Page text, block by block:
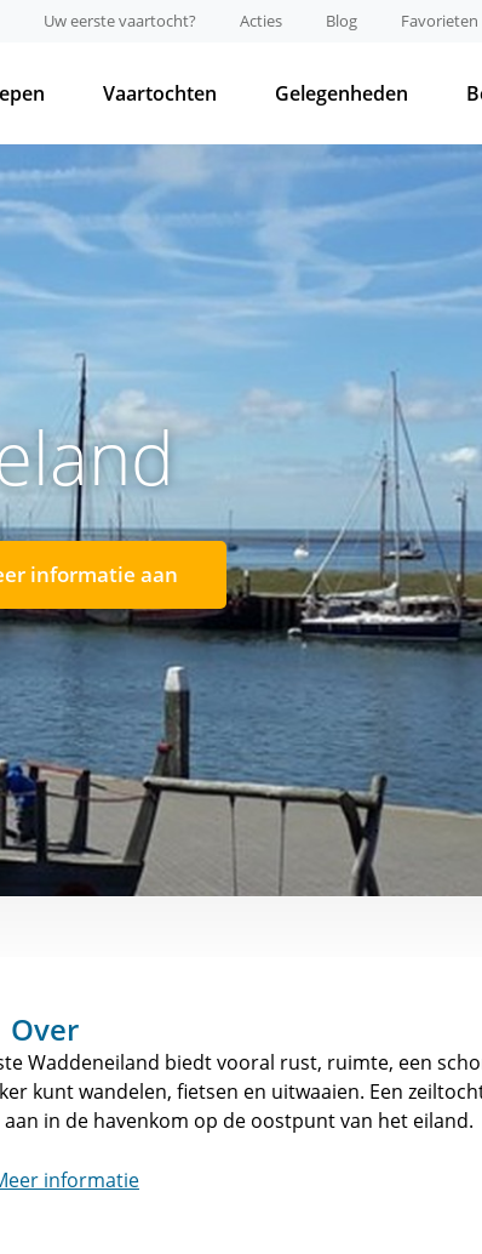
Uw eerste vaartocht? Acties Blog Favorieten
Vaartochten Gelegenheden
informatie aan
Over
Waddeneiland biedt vooral rust, ruimte, een
kunt wandelen, fietsen en uitwaaien. Een
aan in de havenkom op de oostpunt van het eiland.
informatie